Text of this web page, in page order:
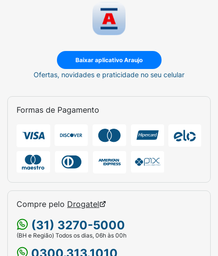
Baixar aplicativo Araujo
Ofertas, novidades e praticidade no seu celular
Formas de Pagamento
Compre pelo Drogatel
(31) 3270-5000
(BH e Região) Todos os dias, 06h às 00h